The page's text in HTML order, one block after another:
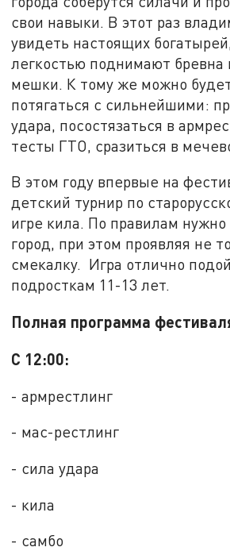
свои навыки. В этот раз
увидеть настоящих
легкостью поднимают бревна
мешки. К тому же можно
потягаться с сильнейшими:
удара, посостязаться в
тесты ГТО, сразиться в
В этом году впервые на
детский турнир по
игре кила. По правилам
город, при этом проявляя не
смекалку. Игра отлично
подросткам 11-13 лет.
Полная программа
С 12:00:
- армрестлинг
- мас-рестлинг
- сила удара
- кила
- самбо